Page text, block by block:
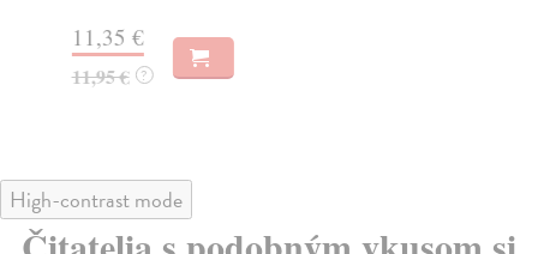
11,35 €
11,95 € ?
High-contrast mode